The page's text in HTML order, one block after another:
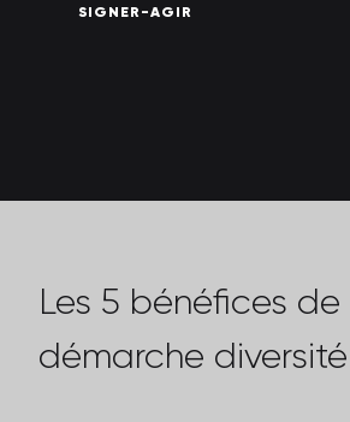
SIGNER-AGIR
Les 5 bénéfices de
démarche diversité